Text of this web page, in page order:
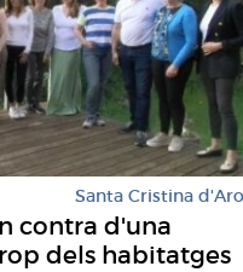
Santa Cristina d'Aro
contra d'una
dels habitatges